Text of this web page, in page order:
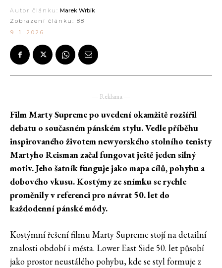
Autor článku: Marek Wrbik
Zobrazení článku: 88
9. 1. 2026
― Reklama ―
Film Marty Supreme po uvedení okamžitě rozšířil
debatu o současném pánském stylu. Vedle příběhu
inspirovaného životem newyorského stolního tenisty
Martyho Reisman začal fungovat ještě jeden silný
motiv. Jeho šatník funguje jako mapa cílů, pohybu a
dobového vkusu. Kostýmy ze snímku se rychle
proměnily v referenci pro návrat 50. let do
každodenní pánskémódy.
Kostýmní řešení filmu Marty Supreme stojí na detailní
znalosti období i města. Lower East Side 50. let působí
jako prostor neustálého pohybu, kde se styl formuje z